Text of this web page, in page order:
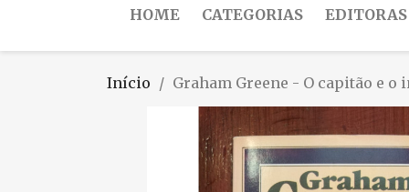
HOME CATEGORIAS EDITORAS
Início Graham Greene - O capitão e o